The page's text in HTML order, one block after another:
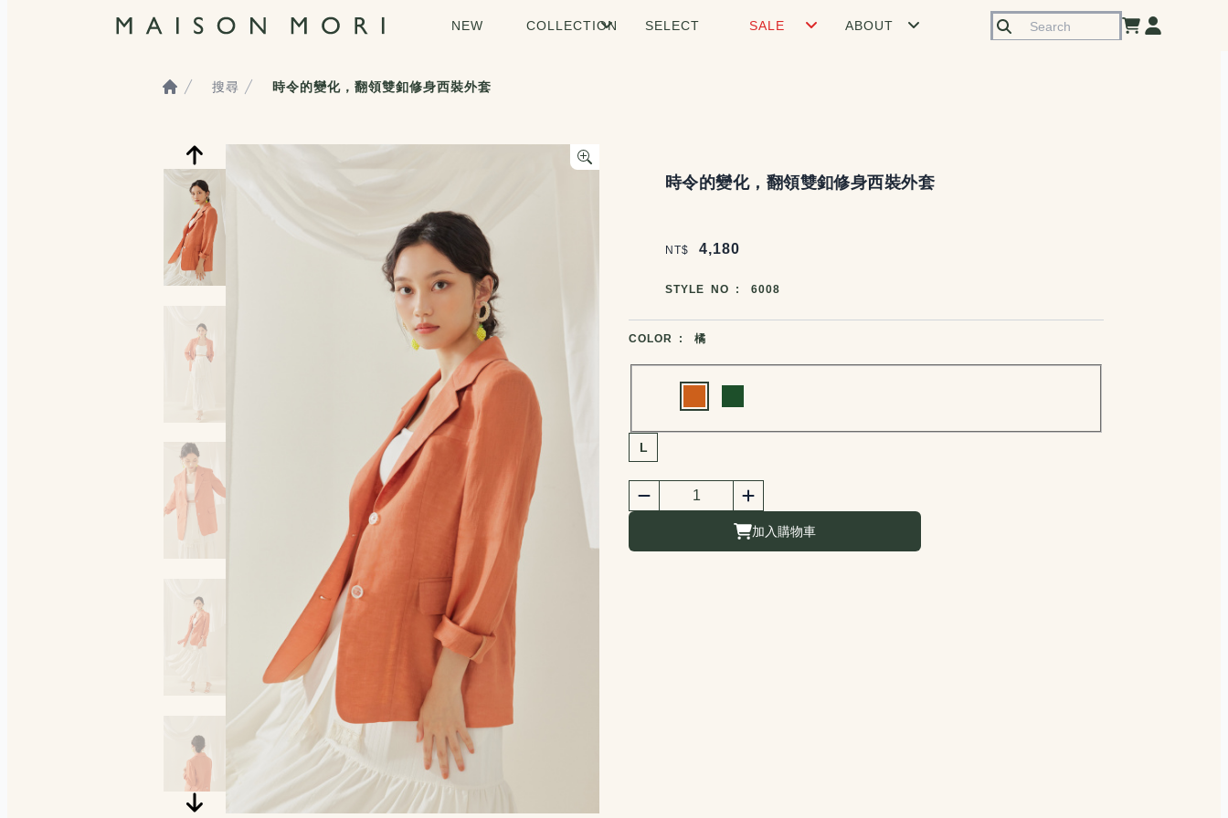
NEW COLLECTION SELECT SALE ABOUT
Home
搜尋 時令的變化，翻領雙釦修身西裝外套
服飾照片觀看
時令的變化，翻領雙釦修身西裝外套
NT$ 4,180
商品編號
STYLE NO : 6008
商品顏色選擇
COLOR : 橘
Choose a color
商品尺寸選擇
L
商品購買數量
加入購物車